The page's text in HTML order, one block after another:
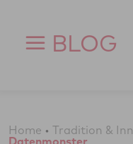
BLOG
Home • Tradition &